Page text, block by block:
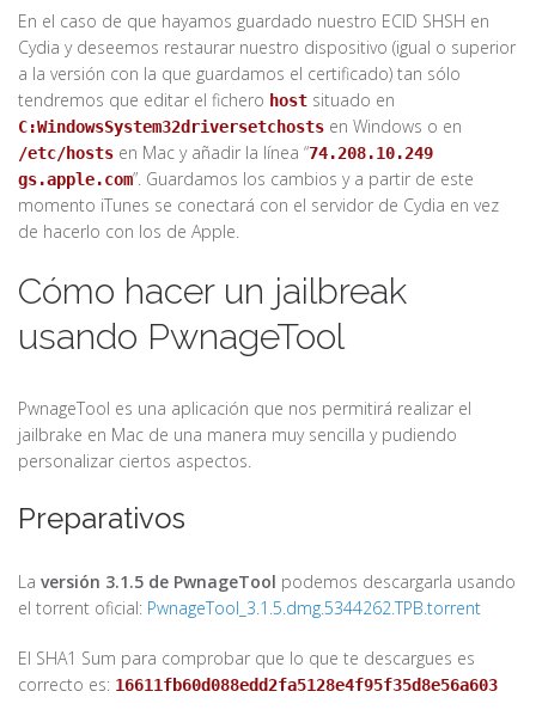
En el caso de que hayamos guardado nuestro ECID SHSH en
Cydia y deseemos restaurar nuestro dispositivo (igual o superior
a la versión con la que guardamos el certificado) tan sólo
tendremos que editar el fichero host situado en
C:WindowsSystem32driversetchosts en Windows o en
/etc/hosts en Mac y añadir la línea “74.208.10.249
gs.apple.com”. Guardamos los cambios y a partir de este
momento iTunes se conectará con el servidor de Cydia en vez
de hacerlo con los de Apple.
Cómo hacer un jailbreak
usando PwnageTool
PwnageTool es una aplicación que nos permitirá realizar el
jailbrake en Mac de una manera muy sencilla y pudiendo
personalizar ciertos aspectos.
Preparativos
La versión 3.1.5 de PwnageTool podemos descargarla usando
el torrent oficial: PwnageTool_3.1.5.dmg.5344262.TPB.torrent
El SHA1 Sum para comprobar que lo que te descargues es
correcto es: 16611fb60d088edd2fa5128e4f95f35d8e56a603